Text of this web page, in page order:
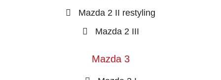
Mazda 2 II restyling
Mazda 2 III
Mazda 3